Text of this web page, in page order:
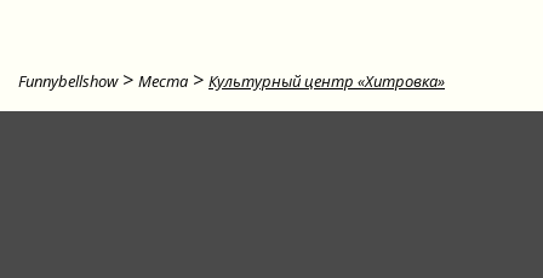
Funnybellshow > Места > Культурный центр «Хитровка»